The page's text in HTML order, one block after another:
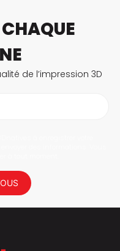
de l’impression 3D